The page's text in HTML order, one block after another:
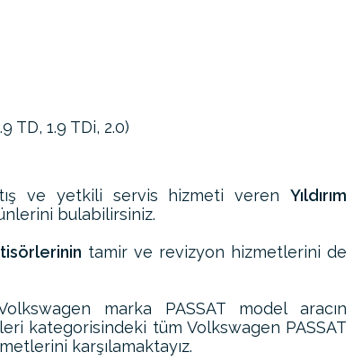
TD, 1.9 TDi, 2.0)
ve yetkili servis hizmeti verenYıldırım
bulabilirsiniz.
tamir ve revizyon hizmetlerini de
marka PASSAT model aracın
kategorisindeki tüm Volkswagen PASSAT
karşılamaktayız.